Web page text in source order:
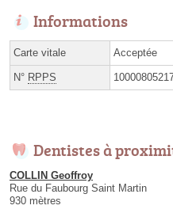
Informations
Carte vitale Acceptée
N° RPPS
Dentistes à
COLLIN Geoffroy
Rue du Faubourg Saint Martin
930 mètres